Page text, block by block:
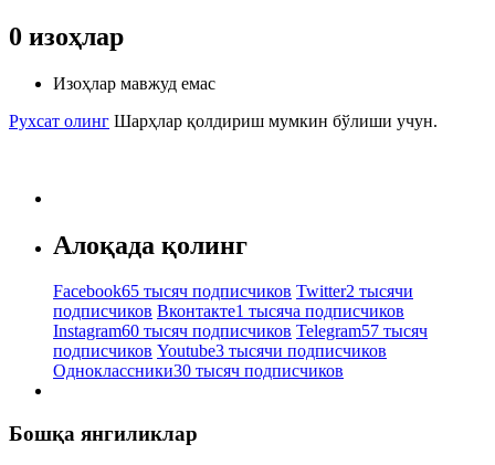
0 изоҳлар
Изоҳлар мавжуд емас
Рухсат олинг Шарҳлар қолдириш мумкин бўлиши учун.
Алоқада қолинг
Facebook65 тысяч подписчиков Twitter2 тысячи
подписчиков Вконтакте1 тысяча подписчиков
Instagram60 тысяч подписчиков Telegram57 тысяч
подписчиков Youtube3 тысячи подписчиков
Одноклассники30 тысяч подписчиков
Бошқа янгиликлар